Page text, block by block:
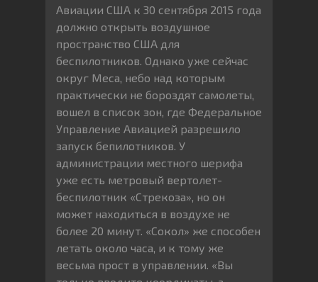
Авиации США к 30 сентября 2015 года
должно открыть воздушное
пространство США для
беспилотников. Однако уже сейчас
округ Меса, небо над которым
практически не бороздят самолеты,
вошел в список зон, где Федеральное
Управление Авиацией разрешило
запуск бепилотников. У
администрации местного шерифа
уже есть метровый вертолет-
беспилотник «Стрекоза», но он
может находиться в воздухе не
более 20 минут. «Сокол» же способен
летать около часа, и к тому же
весьма прост в управлении. «Вы